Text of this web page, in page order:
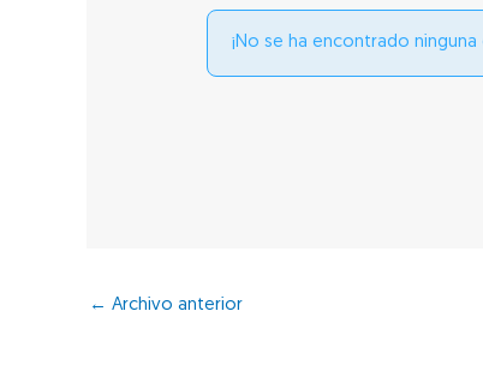
¡No se ha encontrado
← Archivo anterior